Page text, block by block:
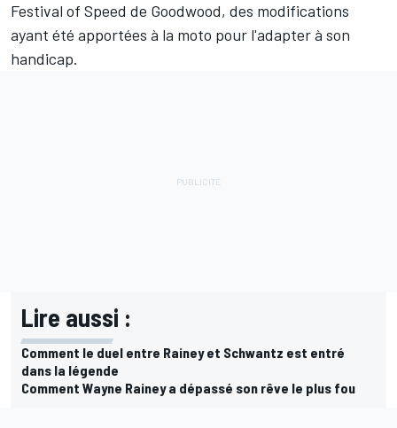
Festival of Speed de Goodwood, des modifications
ayant été apportées à la moto pour l'adapter à son
handicap.
Lire aussi :
Comment le duel entre Rainey et Schwantz est entré
dans la légende
Comment Wayne Rainey a dépassé son rêve le plus fou